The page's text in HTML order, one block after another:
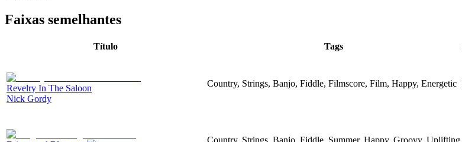
Faixas semelhantes
Título Tags
Revelry In The Saloon
Nick Gordy
Country, Strings, Banjo, Fiddle, Filmscore, Film, Happy, Energetic
Country, Strings, Banjo, Fiddle, Summer, Happy, Groovy, Uplifting